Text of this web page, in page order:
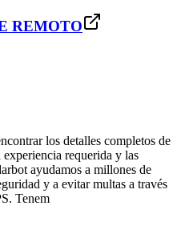
REMOTO
los detalles completos de
requerida y las
ayudamos a millones de
y a evitar multas a través
Tenem